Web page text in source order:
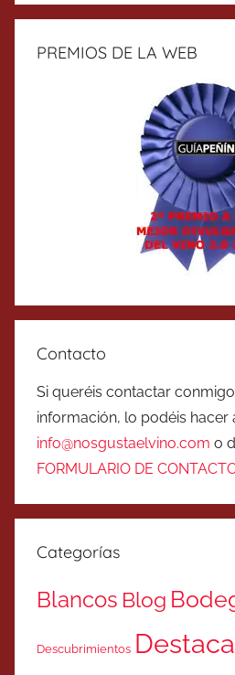
PREMIOS DE LA WEB
Contacto
Si queréis contactar
información, lo podéis hacer
info@nosgustaelvino.com o
FORMULARIO DE
Categorías
Blancos Blog
Descubrimientos